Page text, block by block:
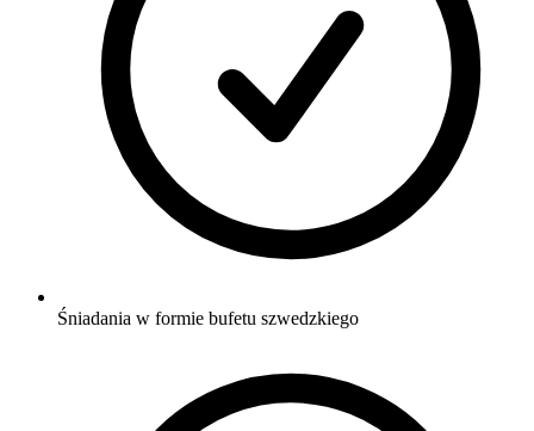
Śniadania w formie bufetu szwedzkiego